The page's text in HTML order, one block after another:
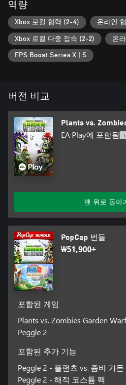
역량
Xbox 로컬 협력 (2-4) 온라인
Xbox 로컬 다중 접속 (2-2) 온
FPS Boost Series X | S
버전 비교
Plants vs.
EA Play에 포함됨
맨 위로 돌아
PopCap 번들
₩51,900+
포함된 게임
Plants vs. Zombies Garden
Peggle 2
포함된 추가 기능
Peggle 2 - 플랜츠 vs. 좀비 가
Peggle 2 - 해적 코스튬 팩